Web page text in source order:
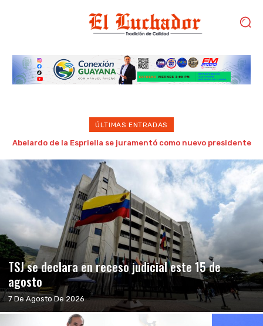
ÚLTIMAS ENTRADAS
Realizan con éxito jornadas de cirugías traumatológicas de
(B) Omaira Rodríguez
TSJ se declara en receso judicial este 15 de
agosto
7 De Agosto De 2026